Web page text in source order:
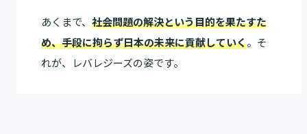
あくまで、 社会問題の解決という目的を果たすた
め、手段に拘らず日本の未来に貢献していく。そ
れが、レバレジーズの姿です。